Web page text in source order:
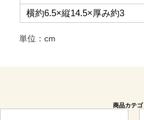
横約6.5×縦14.5×厚み約3
単位：cm
商品カテゴ